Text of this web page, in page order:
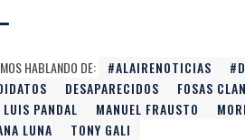
HABLANDO DE: #ALAIRENOTICIAS
DESAPARECIDOS FOSAS
LUIS PANDAL
MANUEL FRAUSTO
LUNA
TONY GALI